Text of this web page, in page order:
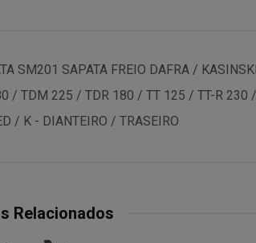
SM201 SAPATA FREIO DAFRA /
/ TDM 225 / TDR 180 / TT 125 / TT-R
/ K - DIANTEIRO / TRASEIRO
Relacionados